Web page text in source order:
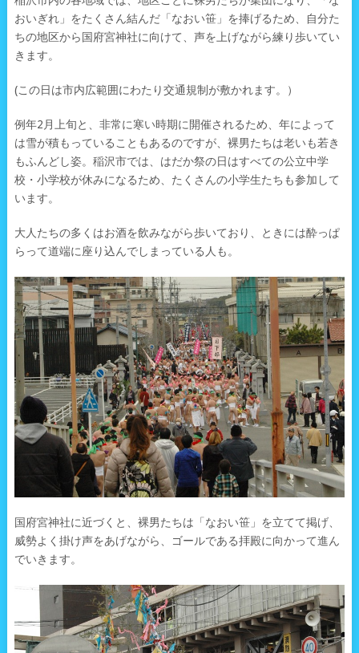
おいぎれ」をたくさん結んだ「なおい笹」を捧げるため、自分た
ちの地区から国府宮神社に向けて、声を上げながら練り歩いてい
きます。
(この日は市内広範囲にわたり交通規制が敷かれます。）
例年2月上旬と、非常に寒い時期に開催されるため、年によって
は雪が積もっていることもあるのですが、裸男たちは老いも若き
もふんどし姿。稲沢市では、はだか祭の日はすべての公立中学
校・小学校が休みになるため、たくさんの小学生たちも参加して
います。
大人たちの多くはお酒を飲みながら歩いており、ときには酔っぱ
らって道端に座り込んでしまっている人も。
国府宮神社に近づくと、裸男たちは「なおい笹」を立てて掲げ、
威勢よく掛け声をあげながら、ゴールである拝殿に向かって進ん
でいきます。